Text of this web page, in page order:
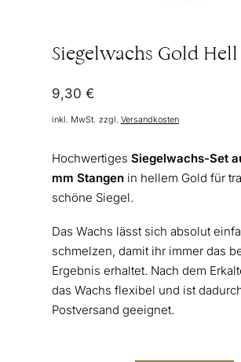
Siegelwachs Gold Hell
9,30 €
inkl. MwSt. zzgl. Versandkosten
Hochwertiges Siegelwachs-Set
mm Stangenin hellem Gold für
schöne Siegel.
Das Wachs lässt sich absolut
schmelzen, damit ihr immer das
Ergebnis erhaltet. Nach dem
das Wachs flexibel und ist
Postversand geeignet.